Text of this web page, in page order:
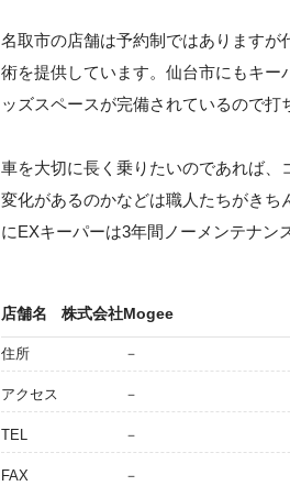
名取市の店舗は予約制ではあります
術を提供しています。仙台市にもキ
ッズスペースが完備されているので打
車を大切に長く乗りたいのであれば
変化があるのかなどは職人たちがき
にEXキーパーは3年間ノーメンテナン
店舗名 株式会社Mogee
住所 －
アクセス －
TEL －
FAX －